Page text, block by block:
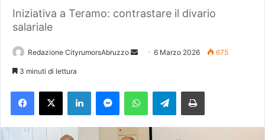
Iniziativa a Teramo: contrastare il divario
salariale
Redazione CityrumorsAbruzzo
a
6 Marzo 2026 675
3 minuti di lettura
Telegram